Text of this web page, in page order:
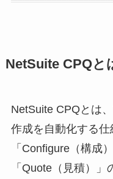
NetSuite CPQと
NetSuite CPQとは
作成を自動化する
「Configure（構成
「Quote（見積）」